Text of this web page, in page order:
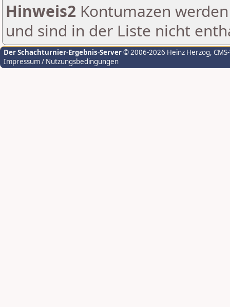
Hinweis2 Kontumazen
und sind in der Liste nicht
Der Schachturnier-Ergebnis-Server© 2006-2026 Heinz Herzog,
Impressum / Nutzungsbedingungen